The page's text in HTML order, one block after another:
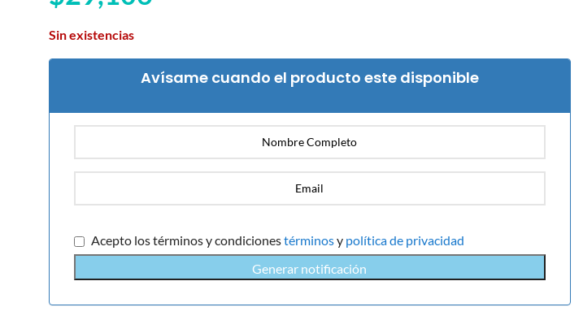
Sin existencias
Avísame cuando el producto este disponible
Acepto los términos y condicionestérminosy política de privacidad
Generar notificación